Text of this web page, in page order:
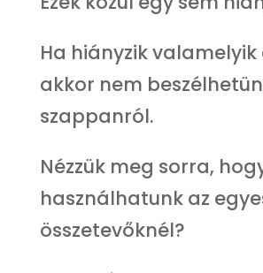
Ha hiányzik valamelyik
akkor nem
szappanról.
Nézzük meg sorra,
használhatunk az
összetevőknél?